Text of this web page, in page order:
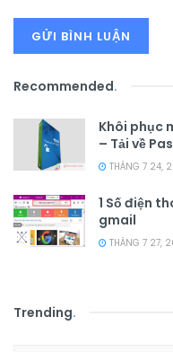
Recommended.
Khôi phục
– Tải về
THÁNG 7 24,
1 Số điện
gmail
THÁNG 7 27,
Trending.